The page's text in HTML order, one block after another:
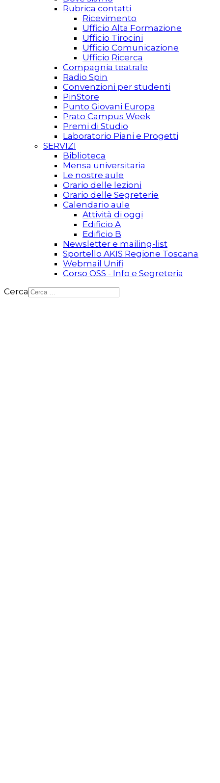
Rubrica contatti
Ricevimento
Ufficio Alta Formazione
Ufficio Tirocini
Ufficio Comunicazione
Ufficio Ricerca
Compagnia teatrale
Radio Spin
Convenzioni per studenti
PinStore
Punto Giovani Europa
Prato Campus Week
Premi di Studio
Laboratorio Piani e Progetti
SERVIZI
Biblioteca
Mensa universitaria
Le nostre aule
Orario delle lezioni
Orario delle Segreterie
Calendario aule
Attività di oggi
Edificio A
Edificio B
Newsletter e mailing-list
Sportello AKIS Regione Toscana
Webmail Unifi
Corso OSS - Info e Segreteria
Cerca